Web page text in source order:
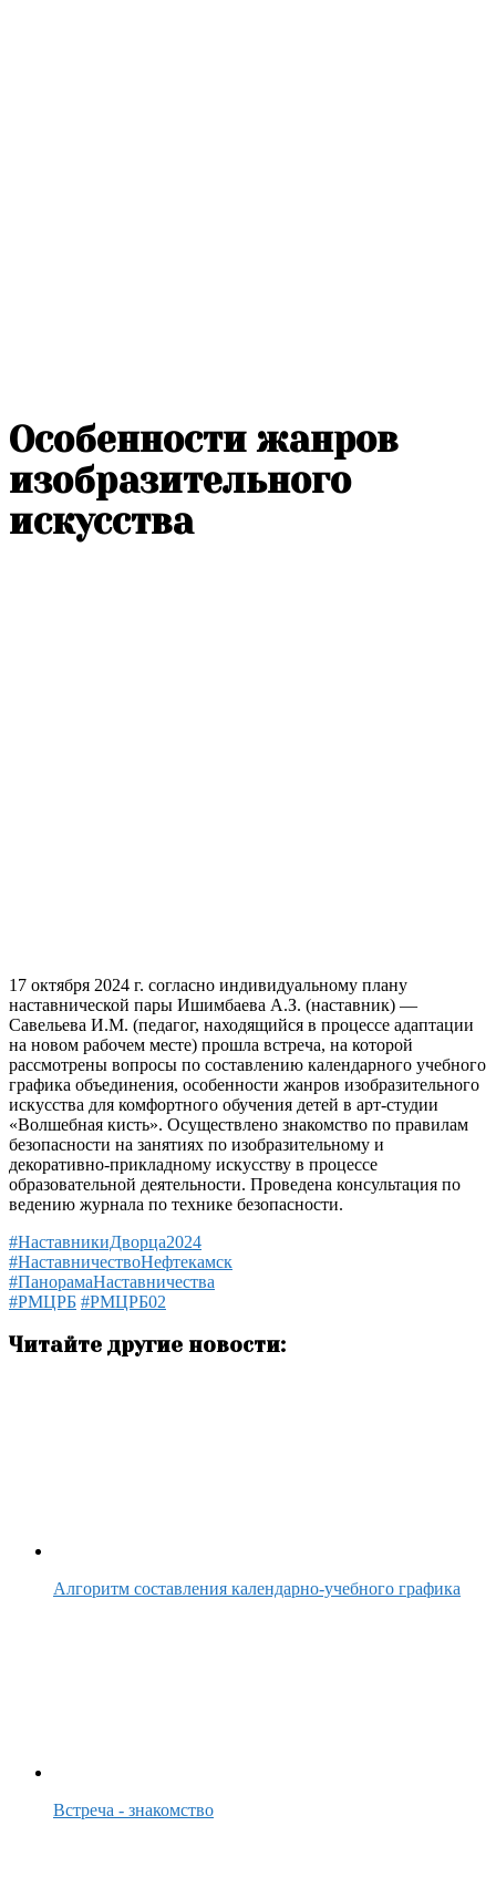
Особенности жанров
изобразительного
искусства
17 октября 2024 г. согласно индивидуальному плану
наставнической пары Ишимбаева А.З. (наставник) —
Савельева И.М. (педагог, находящийся в процессе адаптации
на новом рабочем месте) прошла встреча, на которой
рассмотрены вопросы по составлению календарного учебного
графика объединения, особенности жанров изобразительного
искусства для комфортного обучения детей в арт-студии
«Волшебная кисть». Осуществлено знакомство по правилам
безопасности на занятиях по изобразительному и
декоративно-прикладному искусству в процессе
образовательной деятельности. Проведена консультация по
ведению журнала по технике безопасности.
#НаставникиДворца2024
#НаставничествоНефтекамск
#ПанорамаНаставничества
#РМЦРБ #РМЦРБ02
Читайте другие новости:
Алгоритм составления календарно-учебного графика
Встреча - знакомство